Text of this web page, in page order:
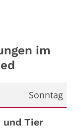
im
Sonntag
und Tier